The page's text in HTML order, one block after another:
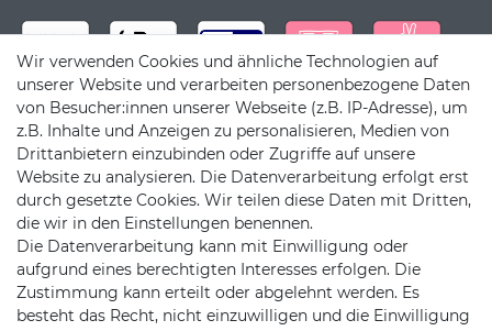
Versandpartner
Wir verwenden Cookies und ähnliche Technologien auf
unserer Website und verarbeiten personenbezogene Daten
von Besucher:innen unserer Webseite (z.B. IP-Adresse), um
z.B. Inhalte und Anzeigen zu personalisieren, Medien von
Drittanbietern einzubinden oder Zugriffe auf unsere
Website zu analysieren. Die Datenverarbeitung erfolgt erst
durch gesetzte Cookies. Wir teilen diese Daten mit Dritten,
die wir in den Einstellungen benennen.
Die Datenverarbeitung kann mit Einwilligung oder
aufgrund eines berechtigten Interesses erfolgen. Die
Zustimmung kann erteilt oder abgelehnt werden. Es
besteht das Recht, nicht einzuwilligen und die Einwilligung